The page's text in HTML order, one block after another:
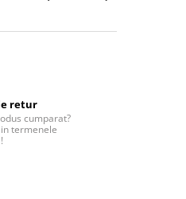
retur
cumparat?
termenele